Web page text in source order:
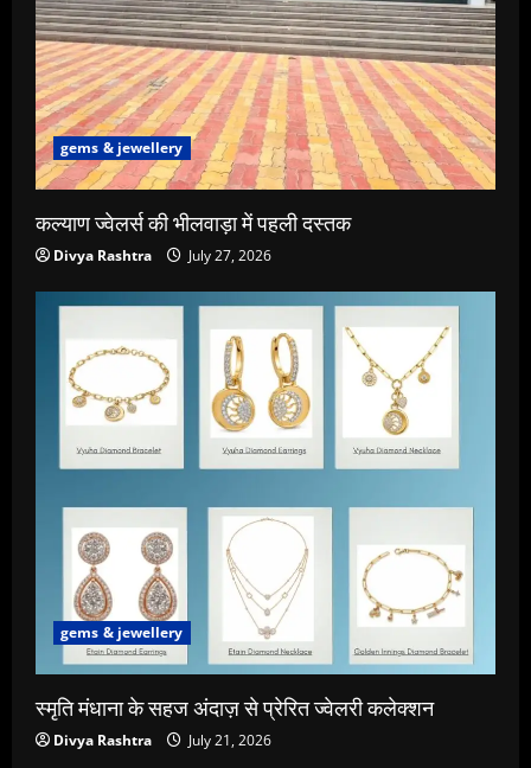
gems & jewellery
कल्याण ज्वेलर्स की भीलवाड़ा में पहली दस्तक
Divya Rashtra July 27, 2026
gems & jewellery
स्मृति मंधाना के सहज अंदाज़ से प्रेरित ज्वेलरी कलेक्शन
Divya Rashtra July 21, 2026